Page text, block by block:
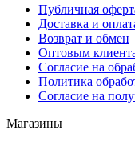
Публичная
Доставка и
Возврат и обмен
Оптовым
Согласие на
Политика
Согласие на
Магазины